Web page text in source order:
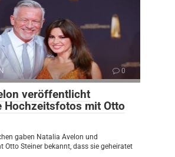
0
veröffentlicht
Hochzeitsfotos mit Otto
gaben Natalia Avelon und
Otto Steiner bekannt, dass sie geheiratet